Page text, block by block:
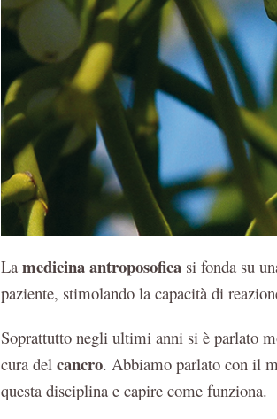
La medicina antroposofica si fonda su
paziente, stimolando la capacità di
Soprattutto negli ultimi anni si è parlato
cura del cancro. Abbiamo parlato con il
questa disciplina e capire come funziona.